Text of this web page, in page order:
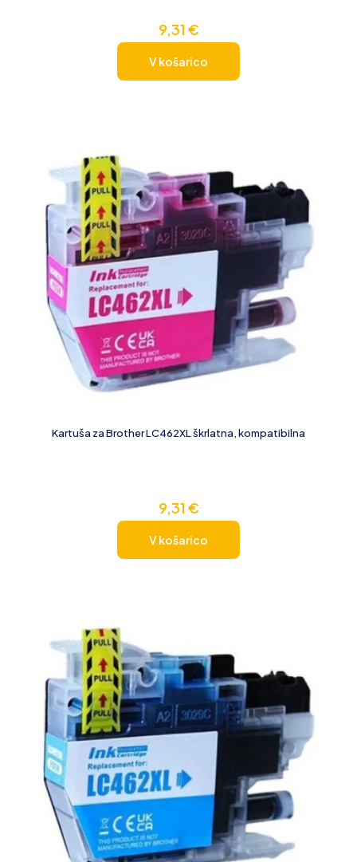
9,31€
V košarico
Kartuša za Brother LC462XL škrlatna, kompatibilna
9,31€
V košarico